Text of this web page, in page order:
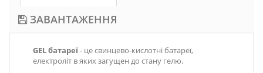
ЗАВАНТАЖЕННЯ
GEL батареї- це свинцево-кислотні батареї,
електроліт в яких загущен до стану гелю.